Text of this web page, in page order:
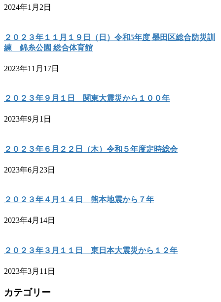
2024年1月2日
２０２３年１１月１９日（日）令和5年度 墨田区総合防災訓
練 錦糸公園 総合体育館
2023年11月17日
２０２３年９月１日 関東大震災から１００年
2023年9月1日
２０２３年６月２２日（木）令和５年度定時総会
2023年6月23日
２０２３年４月１４日 熊本地震から７年
2023年4月14日
２０２３年３月１１日 東日本大震災から１２年
2023年3月11日
カテゴリー